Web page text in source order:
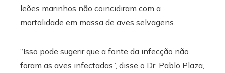
leões marinhos não coincidiram com a
mortalidade em massa de aves selvagens.
“Isso pode sugerir que a fonte da infecção não
foram as aves infectadas”, disse o Dr. Pablo Plaza,